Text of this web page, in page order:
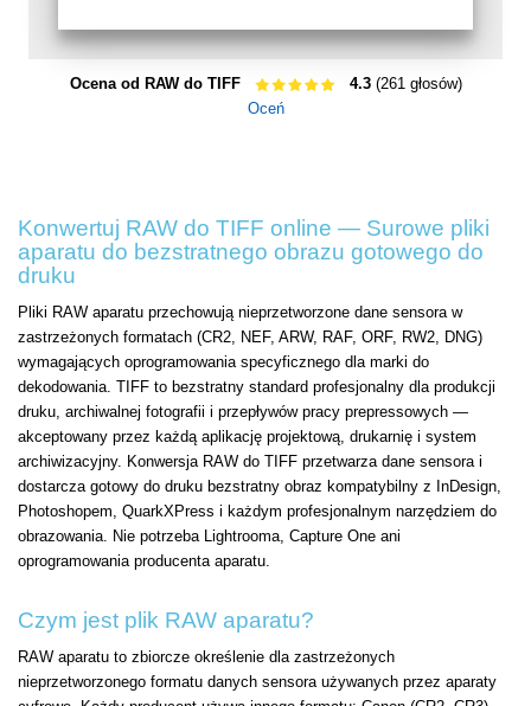
Ocena od RAW do TIFF 4.3(261 głosów)
Oceń
Konwertuj RAW do TIFF online — Surowe pliki
aparatu do bezstratnego obrazu gotowego do
druku
Pliki RAW aparatu przechowują nieprzetworzone dane sensora w
zastrzeżonych formatach (CR2, NEF, ARW, RAF, ORF, RW2, DNG)
wymagających oprogramowania specyficznego dla marki do
dekodowania. TIFF to bezstratny standard profesjonalny dla produkcji
druku, archiwalnej fotografii i przepływów pracy prepressowych —
akceptowany przez każdą aplikację projektową, drukarnię i system
archiwizacyjny. Konwersja RAW do TIFF przetwarza dane sensora i
dostarcza gotowy do druku bezstratny obraz kompatybilny z InDesign,
Photoshopem, QuarkXPress i każdym profesjonalnym narzędziem do
obrazowania. Nie potrzeba Lightrooma, Capture One ani
oprogramowania producenta aparatu.
Czym jest plik RAW aparatu?
RAW aparatu to zbiorcze określenie dla zastrzeżonych
nieprzetworzonego formatu danych sensora używanych przez aparaty